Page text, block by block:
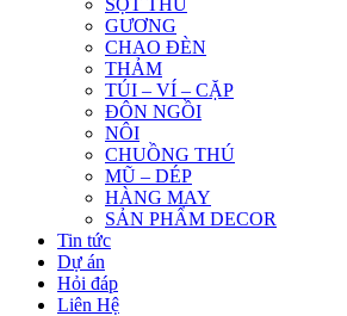
GƯƠNG
CHAO ĐÈN
THẢM
TÚI – VÍ – CẶP
ĐÔN NGỒI
NÔI
CHUỒNG THÚ
MŨ – DÉP
HÀNG MAY
SẢN PHẨM DECOR
Tin tức
Dự án
Hỏi đáp
Liên Hệ